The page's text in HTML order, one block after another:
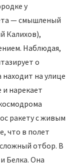
у
— смышленый
Калихов),
Наблюдая,
о
на улице
и нарекает
ракету с живым
что в полет
отбор. В
Белка. Она